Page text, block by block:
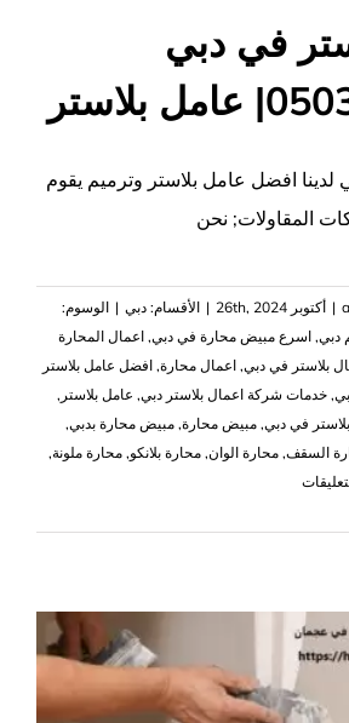
في دبي
لدينا افضل عامل بلاستر وترميم يقوم
المقاولات; نحن
| أكتوبر 26th, 2024 | الأقسام: دبي | الوسوم:
دبي, اسرع مبيض محارة في دبي, اعمال المحارة
بلاستر في دبي, اعمال محارة, افضل عامل بلاستر
, خدمات شركة اعمال بلاستر دبي, عامل بلاستر ,
في دبي, مبيض محارة, مبيض محارة بدبي,
السقف, محارة الوان, محارة بلانكو, محارة ملونة,
على
بلاستر
عامل
بلاستر
مغلقة